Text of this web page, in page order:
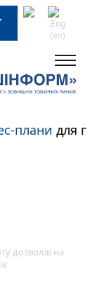
планидля
дозволів на